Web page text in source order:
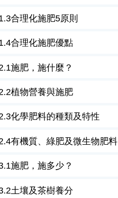
合理化施肥5原則
合理化施肥優點
施肥，施什麼？
植物營養與施肥
化學肥料的種類及特性
有機質、綠肥及微生物肥料
施肥，施多少？
土壤及茶樹養分